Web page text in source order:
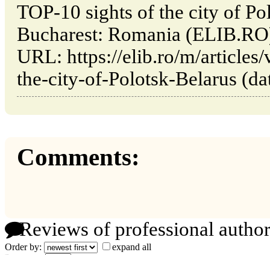
TOP-10 sights of the city of
Bucharest: Romania
URL: https://elib.ro/m/
the-city-of-Polotsk-Belarus
Comments:
Reviews of professional
Order by:
expand all